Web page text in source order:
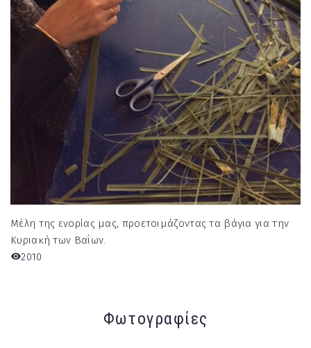
Μέλη της ενορίας μας, προετοιμάζοντας τα βάγια για την
Κυριακή των Βαΐων.
2010
Φωτογραφίες